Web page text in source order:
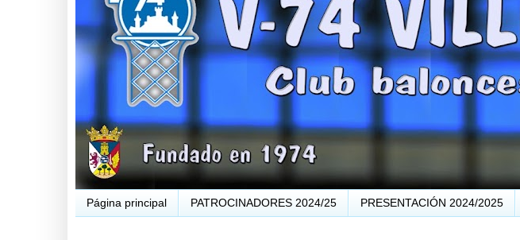
Página principal PATROCINADORES 2024/25 PRESENTACIÓN 2024/2025